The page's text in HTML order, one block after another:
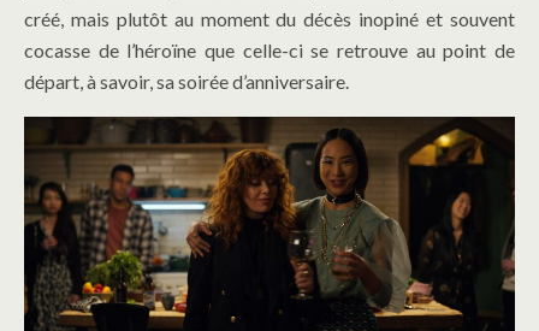
créé, mais plutôt au moment du décès inopiné et souvent
cocasse de l’héroïne que celle-ci se retrouve au point de
départ, à savoir, sa soirée d’anniversaire.